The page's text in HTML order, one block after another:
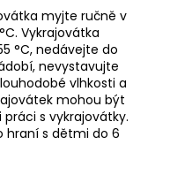
myjte ručně v
°C. Vykrajovátka
°C, nedávejte do
nevystavujte
vlhkosti a
mohou být
s vykrajovátky.
hraní s dětmi do 6